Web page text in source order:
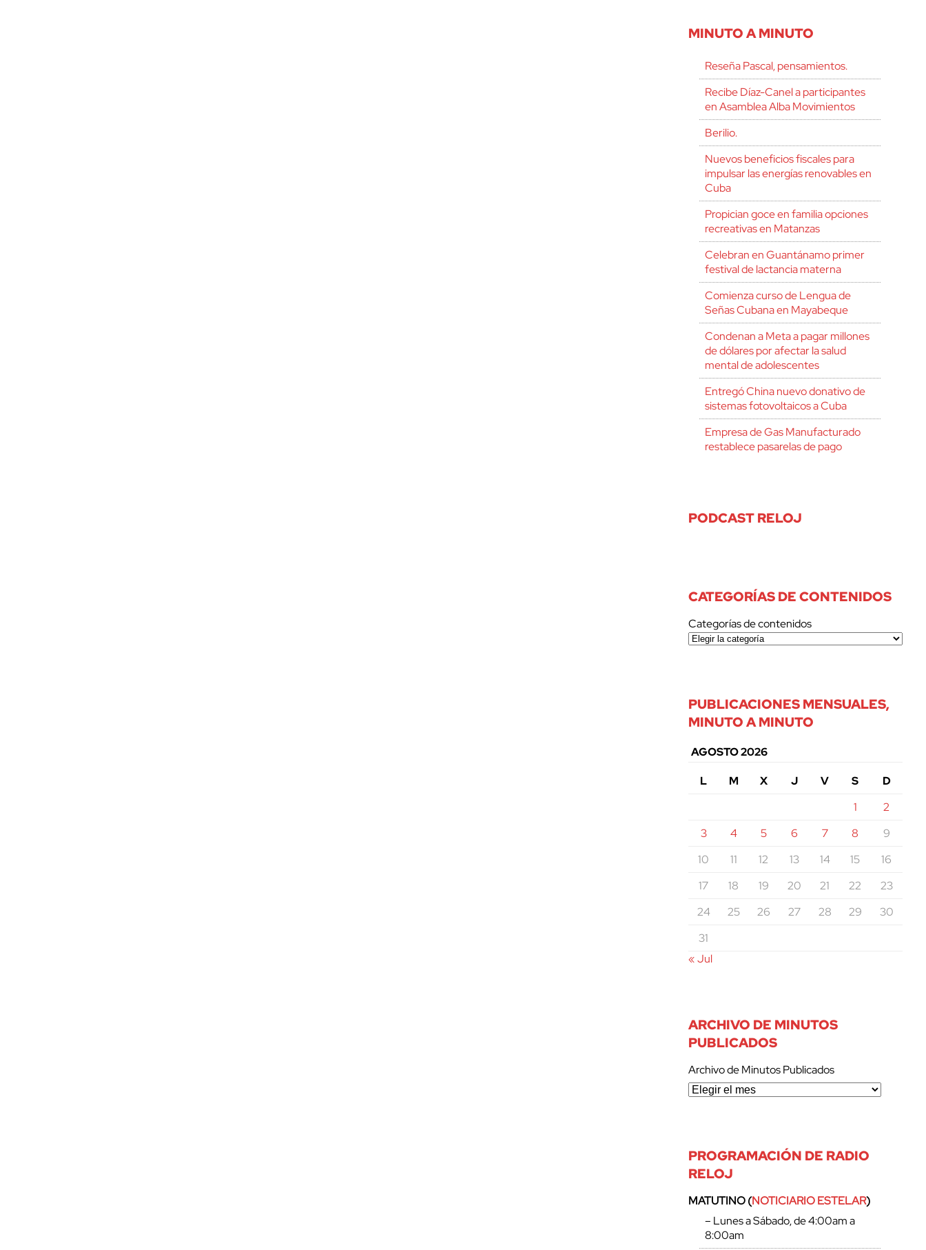
MINUTO A MINUTO
Reseña Pascal, pensamientos.
Recibe Díaz-Canel a participantes
en Asamblea Alba Movimientos
Berilio.
Nuevos beneficios fiscales para
impulsar las energías renovables en
Cuba
Propician goce en familia opciones
recreativas en Matanzas
Celebran en Guantánamo primer
festival de lactancia materna
Comienza curso de Lengua de
Señas Cubana en Mayabeque
Condenan a Meta a pagar millones
de dólares por afectar la salud
mental de adolescentes
Entregó China nuevo donativo de
sistemas fotovoltaicos a Cuba
Empresa de Gas Manufacturado
restablece pasarelas de pago
PODCAST RELOJ
CATEGORÍAS DE CONTENIDOS
Categorías de contenidos
PUBLICACIONES MENSUALES,
MINUTO A MINUTO
AGOSTO 2026
L
M X J V S
D
1
2
3
4 5 6 7 8
9
10
11 12 13 14 15
16
17
18 19 20 21 22
23
24
25 26 27 28 29
30
31
« Jul
ARCHIVO DE MINUTOS
PUBLICADOS
Archivo de Minutos Publicados
PROGRAMACIÓN DE RADIO
RELOJ
MATUTINO (NOTICIARIO ESTELAR)
– Lunes a Sábado, de 4:00am a
8:00am